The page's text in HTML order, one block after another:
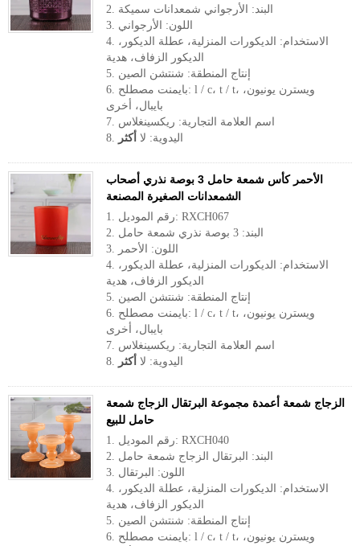
2. البند: الأرجواني شمعدانات سميكة
3. اللون: الأرجواني
4. الاستخدام: الديكورات المنزلية، عطلة الديكور،
الديكور الزفاف، هدية
5. إنتاج المنطقة: شنتشن الصين
6. بايمنت مصطلح: l / c، t / t، ويسترن يونيون،
بايبال، أخرى
7. اسم العلامة التجارية: ريكسينغلاس
8. اليدوية: لا أكثر
الأحمر كأس شمعة حامل 3 بوصة نذري أصحاب
الشمعدانات الصغيرة المصنعة
1. رقم الموديل: RXCH067
2. البند: 3 بوصة نذري شمعة حامل
3. اللون: الأحمر
4. الاستخدام: الديكورات المنزلية، عطلة الديكور،
الديكور الزفاف، هدية
5. إنتاج المنطقة: شنتشن الصين
6. بايمنت مصطلح: l / c، t / t، ويسترن يونيون،
بايبال، أخرى
7. اسم العلامة التجارية: ريكسينغلاس
8. اليدوية: لا أكثر
الزجاج شمعة أعمدة مجموعة البرتقال الزجاج شمعة
حامل للبيع
1. رقم الموديل: RXCH040
2. البند: البرتقال الزجاج شمعة حامل
3. اللون: البرتقال
4. الاستخدام: الديكورات المنزلية، عطلة الديكور،
الديكور الزفاف، هدية
5. إنتاج المنطقة: شنتشن الصين
6. بايمنت مصطلح: l / c، t / t، ويسترن يونيون،